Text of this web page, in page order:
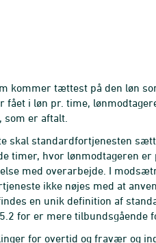
kommer tættest på den løn
i løn pr. time,
som er aftalt.
skal standardfortjenesten
timer, hvor lønmodtageren
med overarbejde. I
ikke nøjes med at
en unik definition af
for er mere tilbundsgående
for overtid og fravær og